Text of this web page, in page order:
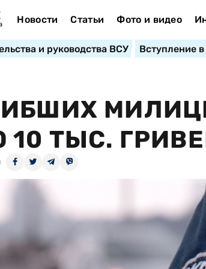
Новости Статьи Фото и видео
и руководства ВСУ Вступление
ТЫС.